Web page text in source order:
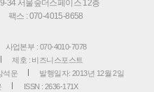
34 서울숲더스페이스 12층
팩스 : 070-4015-8658
사업본부 : 070-4010-7078
제호 : 비즈니스포스트
석운
발행일자: 2013년 12월 2일
ISSN : 2636-171X